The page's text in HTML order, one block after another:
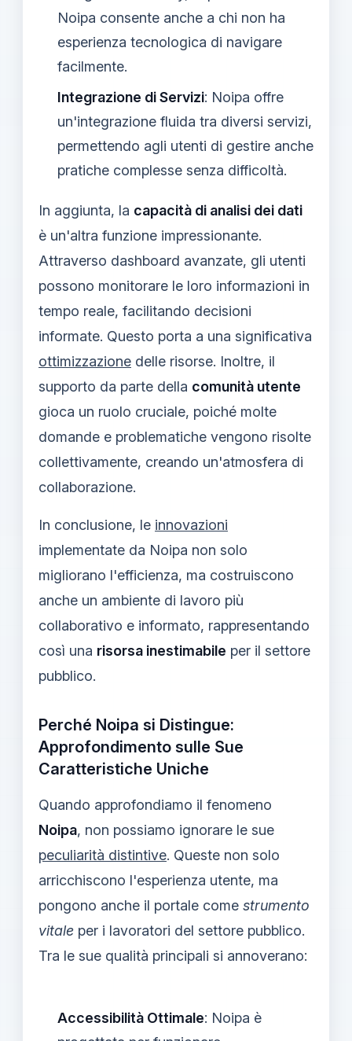
Noipa consente anche a chi non ha
esperienza tecnologica di navigare
facilmente.
Integrazione di Servizi: Noipa offre
un'integrazione fluida tra diversi servizi,
permettendo agli utenti di gestire anche
pratiche complesse senza difficoltà.
In aggiunta, la capacità di analisi dei dati
è un'altra funzione impressionante.
Attraverso dashboard avanzate, gli utenti
possono monitorare le loro informazioni in
tempo reale, facilitando decisioni
informate. Questo porta a una significativa
ottimizzazione delle risorse. Inoltre, il
supporto da parte della comunità utente
gioca un ruolo cruciale, poiché molte
domande e problematiche vengono risolte
collettivamente, creando un'atmosfera di
collaborazione.
In conclusione, le innovazioni
implementate da Noipa non solo
migliorano l'efficienza, ma costruiscono
anche un ambiente di lavoro più
collaborativo e informato, rappresentando
così una risorsa inestimabile per il settore
pubblico.
Perché Noipa si Distingue:
Approfondimento sulle Sue
Caratteristiche Uniche
Quando approfondiamo il fenomeno
Noipa, non possiamo ignorare le sue
peculiarità distintive. Queste non solo
arricchiscono l'esperienza utente, ma
pongono anche il portale come strumento
vitale per i lavoratori del settore pubblico.
Tra le sue qualità principali si annoverano:
Accessibilità Ottimale: Noipa è